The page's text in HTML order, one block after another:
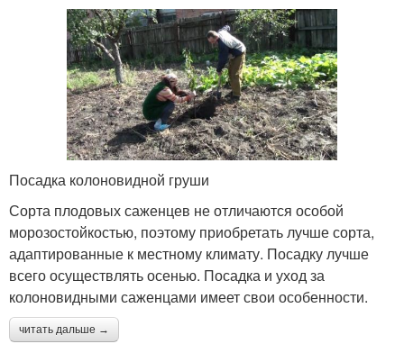
Посадка колоновидной груши
Сорта плодовых саженцев не отличаются особой
морозостойкостью, поэтому приобретать лучше сорта,
адаптированные к местному климату. Посадку лучше
всего осуществлять осенью. Посадка и уход за
колоновидными саженцами имеет свои особенности.
читать дальше →